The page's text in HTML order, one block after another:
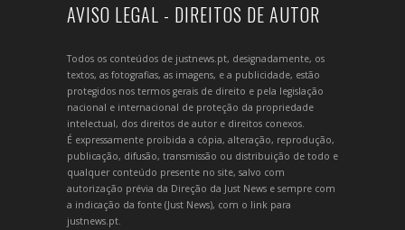
AVISO LEGAL - DIREITOS DE AUTOR
Todos os conteúdos de justnews.pt, designadamente, os
textos, as fotografias, as imagens, e a publicidade, estão
protegidos nos termos gerais de direito e pela legislação
nacional e internacional de proteção da propriedade
intelectual, dos direitos de autor e direitos conexos.
É expressamente proibida a cópia, alteração, reprodução,
publicação, difusão, transmissão ou distribuição de todo e
qualquer conteúdo presente no site, salvo com
autorização prévia da Direção da Just News e sempre com
a indicação da fonte (Just News), com o link para
justnews.pt.